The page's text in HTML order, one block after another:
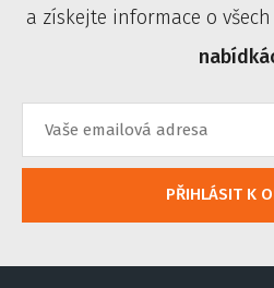
a získejte informace o
PŘIHLÁSIT K